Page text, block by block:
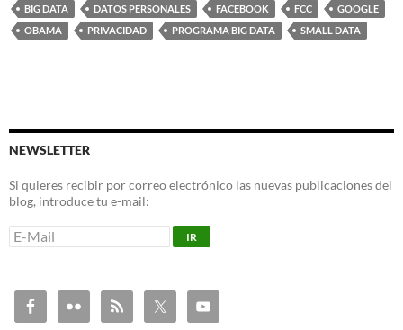
BIG DATA DATOS PERSONALES FACEBOOK FCC
GOOGLE
OBAMA
PRIVACIDAD PROGRAMA BIG DATA SMALL DATA
NEWSLETTER
Si quieres recibir por correo electrónico las nuevas publicaciones del
blog, introduce tu e-mail: